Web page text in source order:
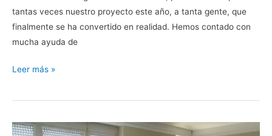
tantas veces nuestro proyecto este año, a tanta gente, que
finalmente se ha convertido en realidad. Hemos contado con
mucha ayuda de
Leer más »
Death